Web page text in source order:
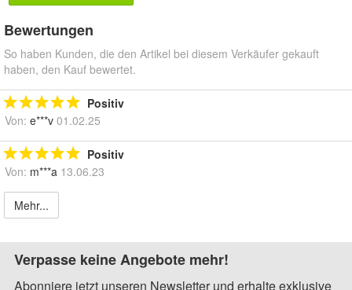
Bewertungen
So haben Kunden, die den Artikel bei diesem Verkäufer gekauft
haben, den Kauf bewertet.
Positiv
Von: e***v 01.02.25
Positiv
Von: m***a 13.06.23
Mehr...
Verpasse keine Angebote mehr!
Abonniere jetzt unseren Newsletter und erhalte exklusive